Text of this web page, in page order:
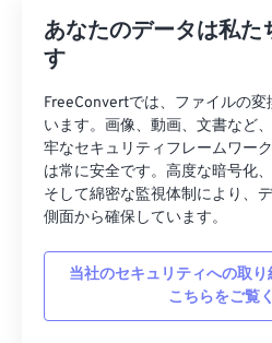
あなたのデータは私た
す
FreeConvertでは、ファイルの
います。画像、動画、文書など
牢なセキュリティフレームワー
は常に安全です。高度な暗号化
そして綿密な監視体制により、
側面から確保しています。
当社のセキュリティへの取
こちらをご覧